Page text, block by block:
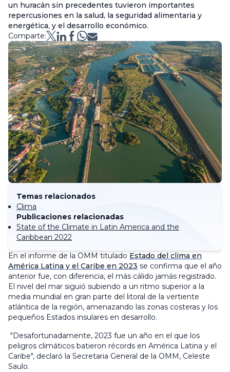
un huracán sin precedentes tuvieron importantes
repercusiones en la salud, la seguridad alimentaria y
energética, y el desarrollo económico.
Comparte:
Temas relacionados
Clima
Publicaciones relacionadas
State of the Climate in Latin America and the
Caribbean 2022
En el informe de la OMM titulado Estado del clima en
América Latina y el Caribe en 2023 se confirma que el año
anterior fue, con diferencia, el más cálido jamás registrado.
El nivel del mar siguió subiendo a un ritmo superior a la
media mundial en gran parte del litoral de la vertiente
atlántica de la región, amenazando las zonas costeras y los
pequeños Estados insulares en desarrollo.
"Desafortunadamente, 2023 fue un año en el que los
peligros climáticos batieron récords en América Latina y el
Caribe", declaró la Secretaria General de la OMM, Celeste
Saulo.